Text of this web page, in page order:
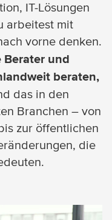
IT-Lösungen
arbeitest mit
vorne denken.
und
beraten,
das in den
Branchen – von
zur öffentlichen
die